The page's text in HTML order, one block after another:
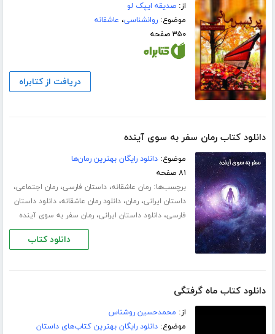
از:صدیقه ایپک لو
موضوع:روانشناسی، عاشقانه
۳۵۰ صفحه
دریافت از کتابراه
دانلود کتاب رمان سفر به سوی آینده
موضوع:دانلود رایگان بهترین رمان‌ها
۸۱ صفحه
برچسب‌ها:رمان عاشقانه،داستان فارسی،رمان اجتماعی،
داستان ایرانی،رمان،دانلود رمان عاشقانه،دانلود داستان
فارسی،دانلود داستان ایرانی،رمان سفر به سوی آینده
دانلود کتاب
دانلود کتاب ماه گرفتگی
از: محمدحسین روشناس
موضوع:دانلود رایگان بهترین کتاب‌های داستان